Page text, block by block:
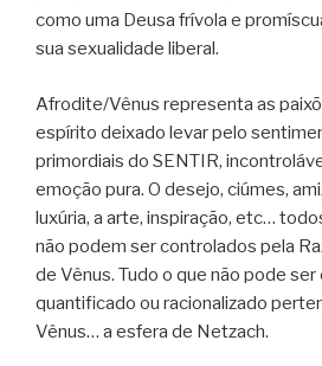
como uma Deusa frívola e
sua sexualidade liberal.
Afrodite/Vênus representa as
espírito deixado levar pelo
primordiais do SENTIR,
emoção pura. O desejo, ciúmes,
luxúria, a arte, inspiração, etc…
não podem ser controlados pela
de Vênus. Tudo o que não pode
quantificado ou racionalizado
Vênus… a esfera de Netzach.